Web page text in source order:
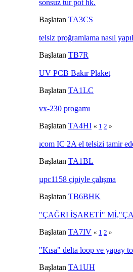
sonsuz tur pot hk.
Başlatan TA3CS
telsiz proğramlama nasıl
Başlatan TB7R
UV PCB Bakır Plaket
Başlatan TA1LC
vx-230 progamı
Başlatan TA4HI « 1 2 »
ıcom IC 2A el telsizi tamir
Başlatan TA1BL
µpc1158 çipiyle çalışma
Başlatan TB6BHK
"ÇAĞRI İŞARETİ"
Başlatan TA7IV « 1 2 »
"Kısa" delta loop ve yapay
Başlatan TA1UH